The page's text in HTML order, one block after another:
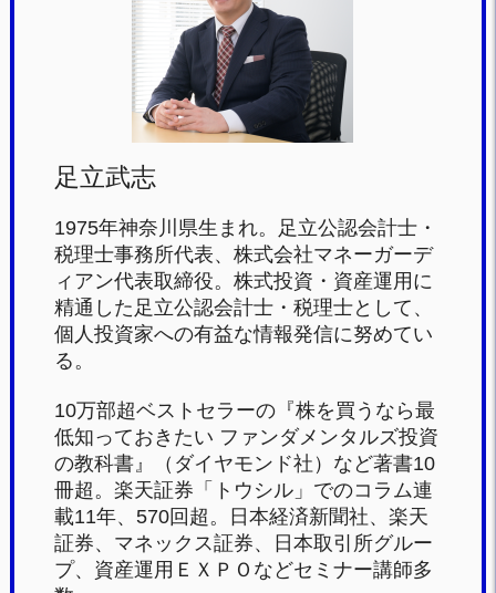
足立武志
1975年神奈川県生まれ。足立公認会計士・
税理士事務所代表、株式会社マネーガーデ
ィアン代表取締役。株式投資・資産運用に
精通した足立公認会計士・税理士として、
個人投資家への有益な情報発信に努めてい
る。
10万部超ベストセラーの『株を買うなら最
低知っておきたい ファンダメンタルズ投資
の教科書』（ダイヤモンド社）など著書10
冊超。楽天証券「トウシル」でのコラム連
載11年、570回超。日本経済新聞社、楽天
証券、マネックス証券、日本取引所グルー
プ、資産運用ＥＸＰＯなどセミナー講師多